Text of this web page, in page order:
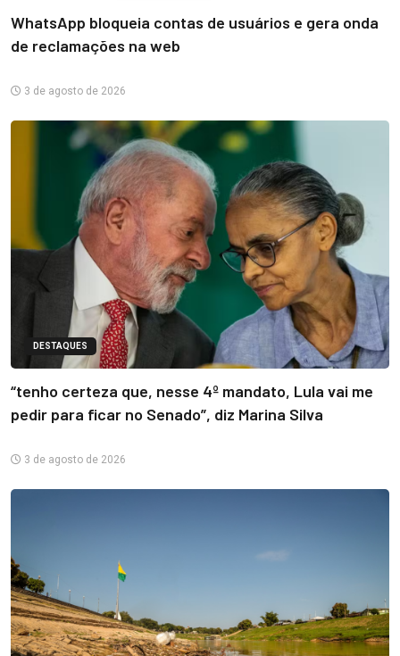
WhatsApp bloqueia contas de usuários e gera onda
de reclamações na web
3 de agosto de 2026
DESTAQUES
“tenho certeza que, nesse 4º mandato, Lula vai me
pedir para ficar no Senado”, diz Marina Silva
3 de agosto de 2026